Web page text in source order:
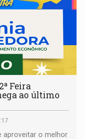
Feira
ao último
aproveitar o melhor